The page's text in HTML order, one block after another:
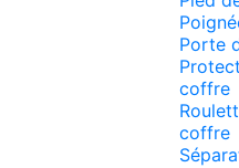
Porte
coffre
coffre